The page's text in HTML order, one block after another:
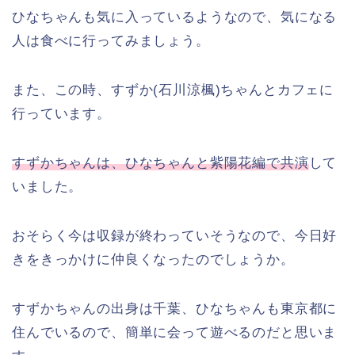
ひなちゃんも気に入っているようなので、気になる
人は食べに行ってみましょう。
また、この時、すずか(石川涼楓)ちゃんとカフェに
行っています。
すずかちゃんは、ひなちゃんと紫陽花編で共演して
いました。
おそらく今は収録が終わっていそうなので、今日好
きをきっかけに仲良くなったのでしょうか。
すずかちゃんの出身は千葉、ひなちゃんも東京都に
住んでいるので、簡単に会って遊べるのだと思いま